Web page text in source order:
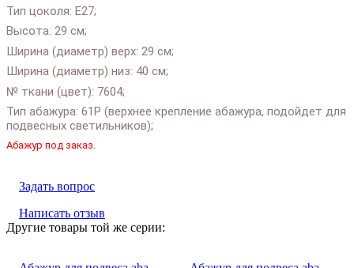
Тип цоколя: E27;
Высота: 29 см;
Ширина (диаметр) верх: 29 см;
Ширина (диаметр) низ: 40 см;
№ ткани (цвет): 7604;
Тип абажура: 61P (верхнее крепление абажура, подойдет для
подвесных светильников);
Абажур под заказ.
Подробнее:https://salonlustr.com.ua/p14655-
6107
Задать вопрос
Написать отзыв
Другие товары той же серии: